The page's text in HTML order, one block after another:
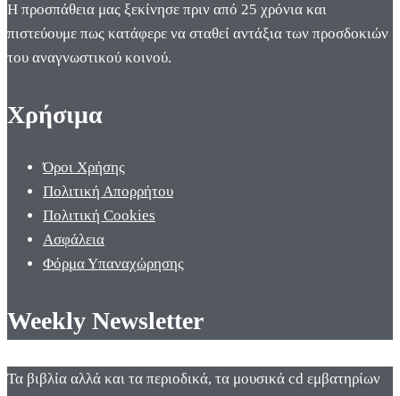
Η προσπάθεια μας ξεκίνησε πριν από 25 χρόνια και
πιστεύουμε πως κατάφερε να σταθεί αντάξια των προσδοκιών
του αναγνωστικού κοινού.
Χρήσιμα
Όροι Χρήσης
Πολιτική Απορρήτου
Πολιτική Cookies
Ασφάλεια
Φόρμα Υπαναχώρησης
Weekly Newsletter
Τα βιβλία αλλά και τα περιοδικά, τα μουσικά cd εμβατηρίων